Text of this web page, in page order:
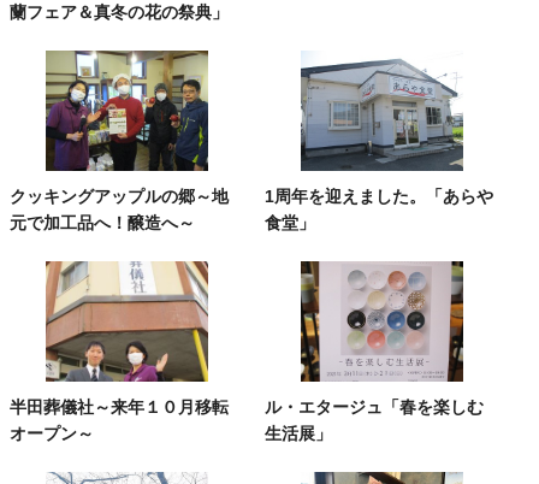
蘭フェア＆真冬の花の祭典」
クッキングアップルの郷～地
元で加工品へ！醸造へ～
1周年を迎えました。「あらや
食堂」
半田葬儀社～来年１０月移転
オープン～
ル・エタージュ「春を楽しむ
生活展」